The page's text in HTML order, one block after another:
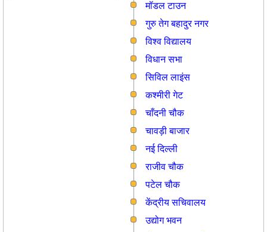
मॉडल टाउन
गुरु तेग बहादुर नगर
विश्व विद्यालय
विधान सभा
सिविल लाइंस
कश्मीरी गेट
चाँदनी चौक
चावड़ी बाजार
नई दिल्ली
राजीव चौक
पटेल चौक
केंद्रीय सचिवालय
उद्योग भवन